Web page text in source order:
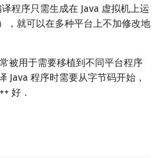
程序只需生成在 Java 虚拟机上运
，就可以在多种平台上不加修改地
被用于需要移植到不同平台程序
Java 程序时需要从字节码开始，
好．